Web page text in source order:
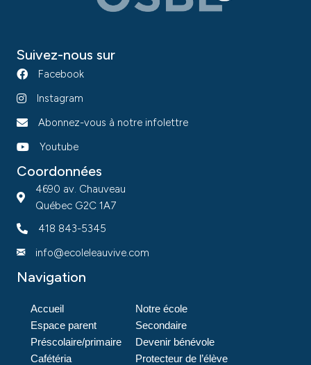
Suivez-nous sur
Facebook
Instagram
Abonnez-vous à notre infolettre
Youtube
Coordonnées
4690 av. Chauveau
Québec G2C 1A7
418 843-5345
info@ecoleleauvive.com
Navigation
Accueil
Espace parent
Préscolaire/primaire
Cafétéria
Notre école
Secondaire
Devenir bénévole
Protecteur de l’élève